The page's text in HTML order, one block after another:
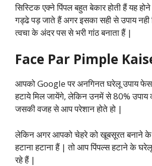
सिस्टिक एक्ने पिंपल बहुत बेकार होती हैं यह
गड्ढे पड़ जाते हैं अगर इसका सही से उपाय नही
त्वचा के अंदर पस से भरी गांठ बनाता हैं |
Face Par Pimple
आपको Google पर अनगिनत घरेलू उपाय
हटाये मिल जायेंगे, लेकिन उनमें से 80% उपाय
जसकी वजह से आप परेशान होते हो |
लेकिन अगर आपको चेहरे को खूबसूरत बनाने के
हटाना हटाना हैं | तो आप पिंपल्स हटाने के
रहे हैं |